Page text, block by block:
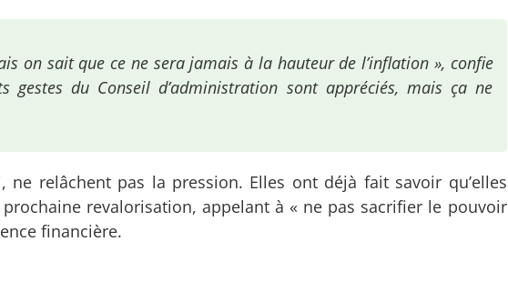
on sait que ce ne sera jamais à la hauteur de l’inflation », confie
gestes du Conseil d’administration sont appréciés, mais ça ne
ne relâchent pas la pression. Elles ont déjà fait savoir qu’elles
revalorisation, appelant à « ne pas sacrifier le pouvoir
financière.